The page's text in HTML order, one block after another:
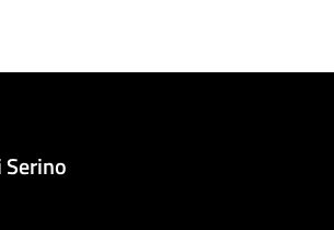
Serino